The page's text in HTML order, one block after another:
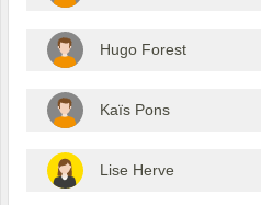
Hugo Forest
Kaïs Pons
Lise Herve